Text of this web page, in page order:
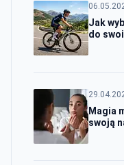
Jak
do
Magia
swoją